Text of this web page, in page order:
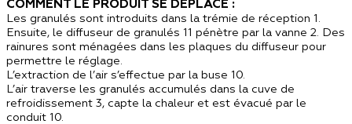
COMMENT LE PRODUIT SE DÉPLACE :
Les granulés sont introduits dans la trémie de réception 1.
Ensuite, le diffuseur de granulés 11 pénètre par la vanne 2. Des
rainures sont ménagées dans les plaques du diffuseur pour
permettre le réglage.
L’extraction de l’air s’effectue par la buse 10.
L’air traverse les granulés accumulés dans la cuve de
refroidissement 3, capte la chaleur et est évacué par le
conduit 10.